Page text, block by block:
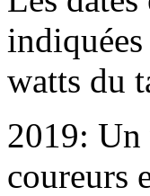
watts du
2019: Un
coureurs